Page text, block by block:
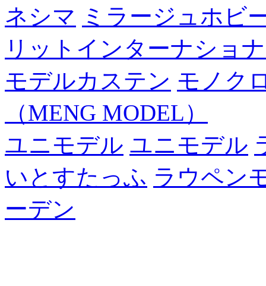
ネシマ ミラージュホビ
リットインターナショ
モデルカステン モノク
（MENG MODEL）
ユニモデル ユニモデル
いとすたっふ ラウペン
ーデン